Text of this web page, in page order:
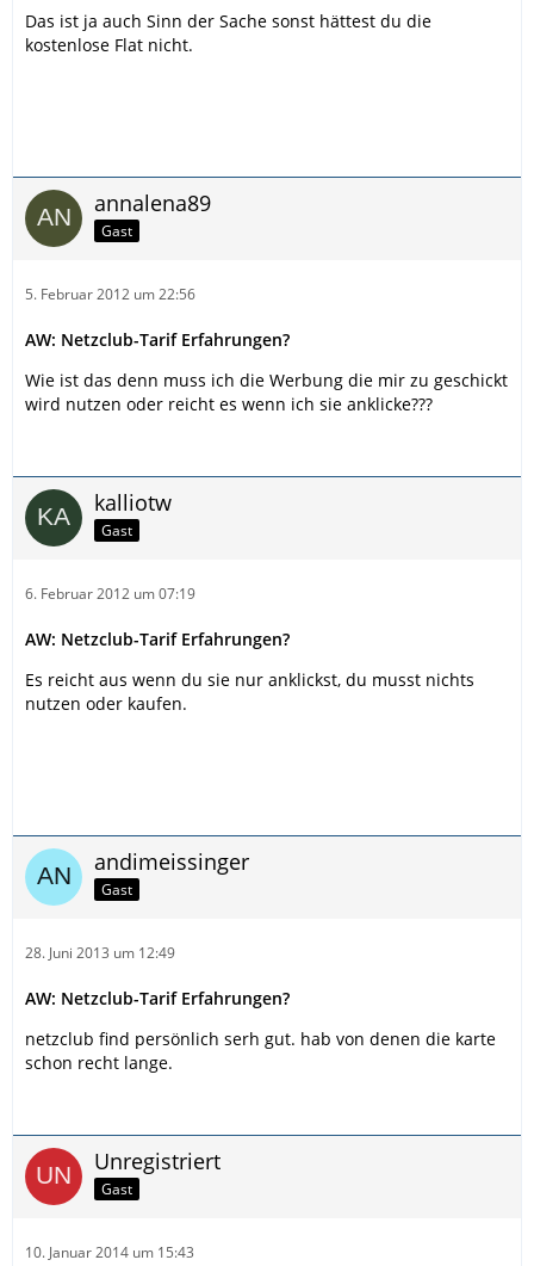
Das ist ja auch Sinn der Sache sonst hättest du die
kostenlose Flat nicht.
annalena89
Gast
5. Februar 2012 um 22:56
AW: Netzclub-Tarif Erfahrungen?
Wie ist das denn muss ich die Werbung die mir zu geschickt
wird nutzen oder reicht es wenn ich sie anklicke???
kalliotw
Gast
6. Februar 2012 um 07:19
AW: Netzclub-Tarif Erfahrungen?
Es reicht aus wenn du sie nur anklickst, du musst nichts
nutzen oder kaufen.
andimeissinger
Gast
28. Juni 2013 um 12:49
AW: Netzclub-Tarif Erfahrungen?
netzclub find persönlich serh gut. hab von denen die karte
schon recht lange.
Unregistriert
Gast
10. Januar 2014 um 15:43